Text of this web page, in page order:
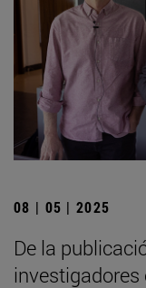
08 | 05 | 2025
De la